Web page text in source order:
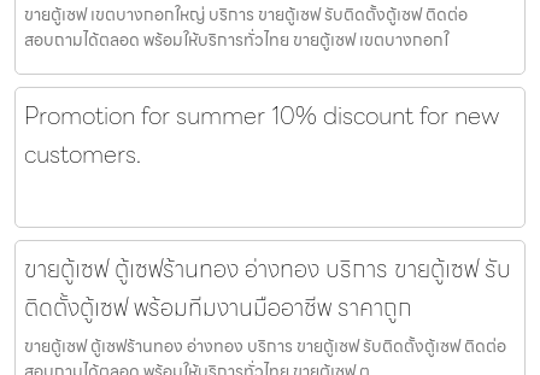
ขายตู้เซฟ เขตบางกอกใหญ่ บริการ ขายตู้เซฟ รับติดตั้งตู้เซฟ ติดต่อ
สอบถามได้ตลอด พร้อมให้บริการทั่วไทย ขายตู้เซฟ เขตบางกอกใ
Promotion for summer 10% discount for new
customers.
ขายตู้เซฟ ตู้เซฟร้านทอง อ่างทอง บริการ ขายตู้เซฟ รับ
ติดตั้งตู้เซฟ พร้อมทีมงานมืออาชีพ ราคาถูก
ขายตู้เซฟ ตู้เซฟร้านทอง อ่างทอง บริการ ขายตู้เซฟ รับติดตั้งตู้เซฟ ติดต่อ